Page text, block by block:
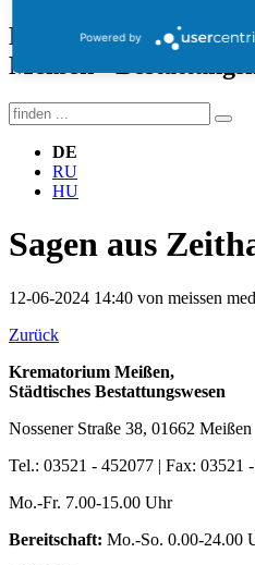
Krematorium
Meißen ·
DE
RU
HU
Sagen aus
12-06-2024 14:40 von meissen
Zurück
Krematorium Meißen,
Städtisches Bestattungswesen
Nossener Straße 38, 01662 Meißen
Tel.: 03521 - 452077 | Fax: 03521
Mo.-Fr. 7.00-15.00 Uhr
Bereitschaft: Mo.-So. 0.00-24.00
Powered by